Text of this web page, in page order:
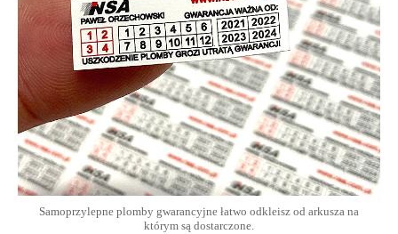
Samoprzylepne plomby gwarancyjne łatwo odkleisz od arkusza na
którym są dostarczone.